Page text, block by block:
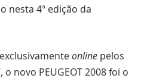
nesta 4ª edição da
online pelos
novo PEUGEOT 2008 foi o